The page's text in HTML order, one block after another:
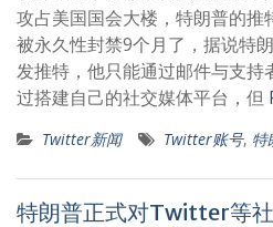
攻占美国国会大楼，特朗普的
被永久性封禁9个月了，据说特
发推特，他只能通过邮件与支持
过搭建自己的社交媒体平台，但
Twitter新闻 Twitter账号, 特
特朗普正式对Twitter等社